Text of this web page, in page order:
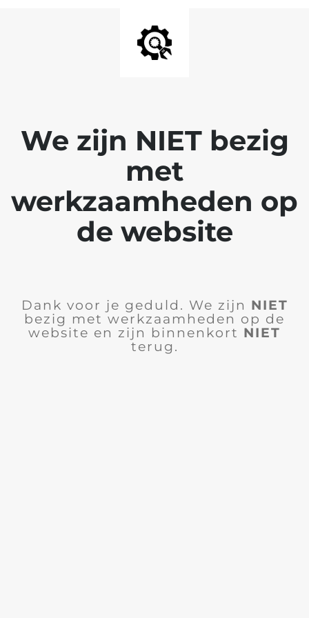
We zijn NIET bezig
met
werkzaamheden op
de website
Dank voor je geduld. We zijn NIET
bezig met werkzaamheden op de
website en zijn binnenkort NIET
terug.